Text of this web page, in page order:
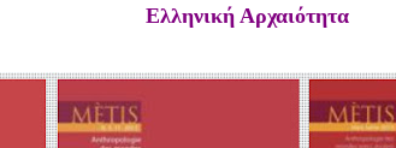
Ελληνική Αρχαιότητα